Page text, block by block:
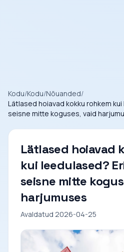
Kodu/Kodu/Nõuanded/
Lätlased hoiavad kokku rohkem
seisne mitte koguses, vaid
Lätlased hoiavad
kui leedulased?
seisne mitte
harjumuses
Avaldatud 2026-04-25